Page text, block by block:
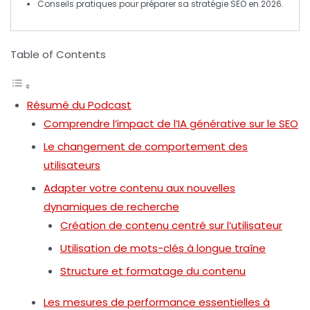
Conseils pratiques pour préparer sa stratégie SEO en 2026.
Table of Contents
Résumé du Podcast
Comprendre l’impact de l’IA générative sur le SEO
Le changement de comportement des
utilisateurs
Adapter votre contenu aux nouvelles
dynamiques de recherche
Création de contenu centré sur l’utilisateur
Utilisation de mots-clés à longue traîne
Structure et formatage du contenu
Les mesures de performance essentielles à